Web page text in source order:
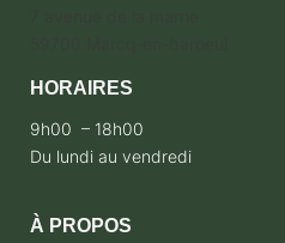
HORAIRES
9h00 – 18h00
Du lundi au vendredi
À PROPOS